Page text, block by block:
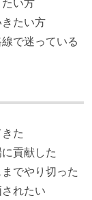
たい方
で迷っている
た
貢献した
でやり切った
れたい